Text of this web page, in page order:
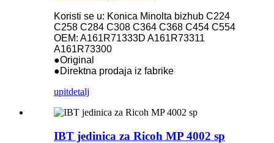
Koristi se u: Konica Minolta bizhub C224
C258 C284 C308 C364 C368 C454 C554
OEM: A161R71333D A161R73311
A161R73300
●Original
●Direktna prodaja iz fabrike
upitdetalj
IBT jedinica za Ricoh MP 4002 sp